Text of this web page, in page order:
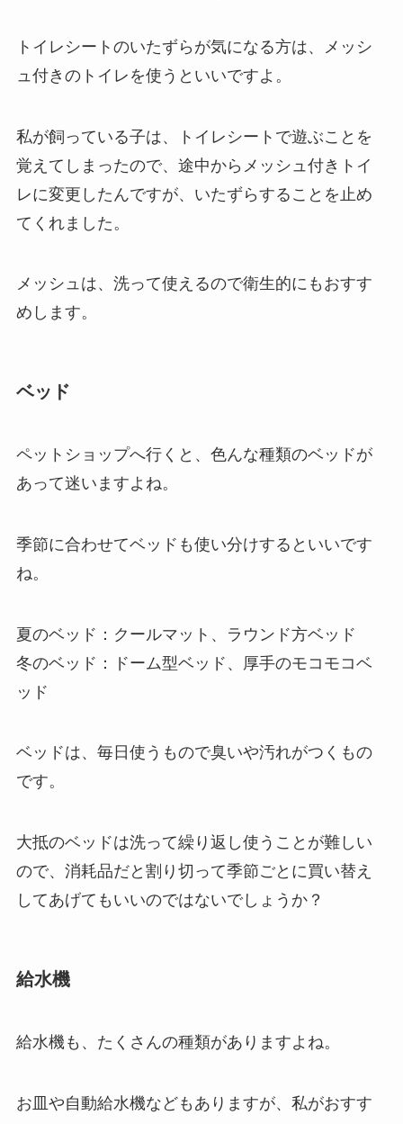
トイレシートのいたずらが気になる方は、メッシ
ュ付きのトイレを使うといいですよ。
私が飼っている子は、トイレシートで遊ぶことを
覚えてしまったので、途中からメッシュ付きトイ
レに変更したんですが、いたずらすることを止め
てくれました。
メッシュは、洗って使えるので衛生的にもおすす
めします。
ベッド
ペットショップへ行くと、色んな種類のベッドが
あって迷いますよね。
季節に合わせてベッドも使い分けするといいです
ね。
夏のベッド：クールマット、ラウンド方ベッド
冬のベッド：ドーム型ベッド、厚手のモコモコベ
ッド
ベッドは、毎日使うもので臭いや汚れがつくもの
です。
大抵のベッドは洗って繰り返し使うことが難しい
ので、消耗品だと割り切って季節ごとに買い替え
してあげてもいいのではないでしょうか？
給水機
給水機も、たくさんの種類がありますよね。
お皿や自動給水機などもありますが、 私がおすす